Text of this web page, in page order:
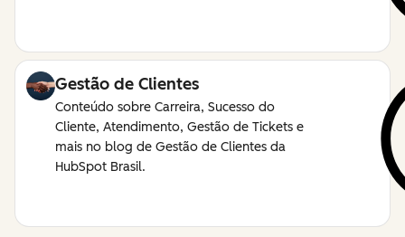
Gestão de Clientes
Conteúdo sobre Carreira, Sucesso do
Cliente, Atendimento, Gestão de Tickets e
mais no blog de Gestão de Clientes da
HubSpot Brasil.